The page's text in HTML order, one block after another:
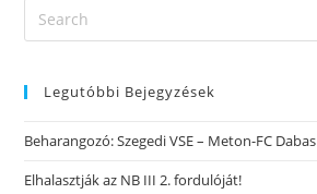
Legutóbbi Bejegyzések
Beharangozó: Szegedi VSE – Meton-FC Dabas
Elhalasztják az NB III 2. fordulóját!